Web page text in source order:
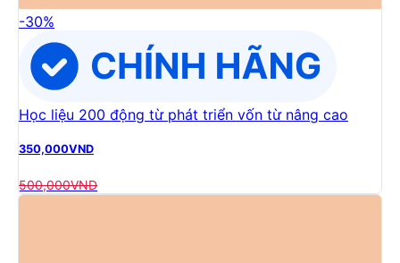
-30%
Học liệu 200 động từ phát triển vốn từ nâng cao
350,000VND
500,000VND